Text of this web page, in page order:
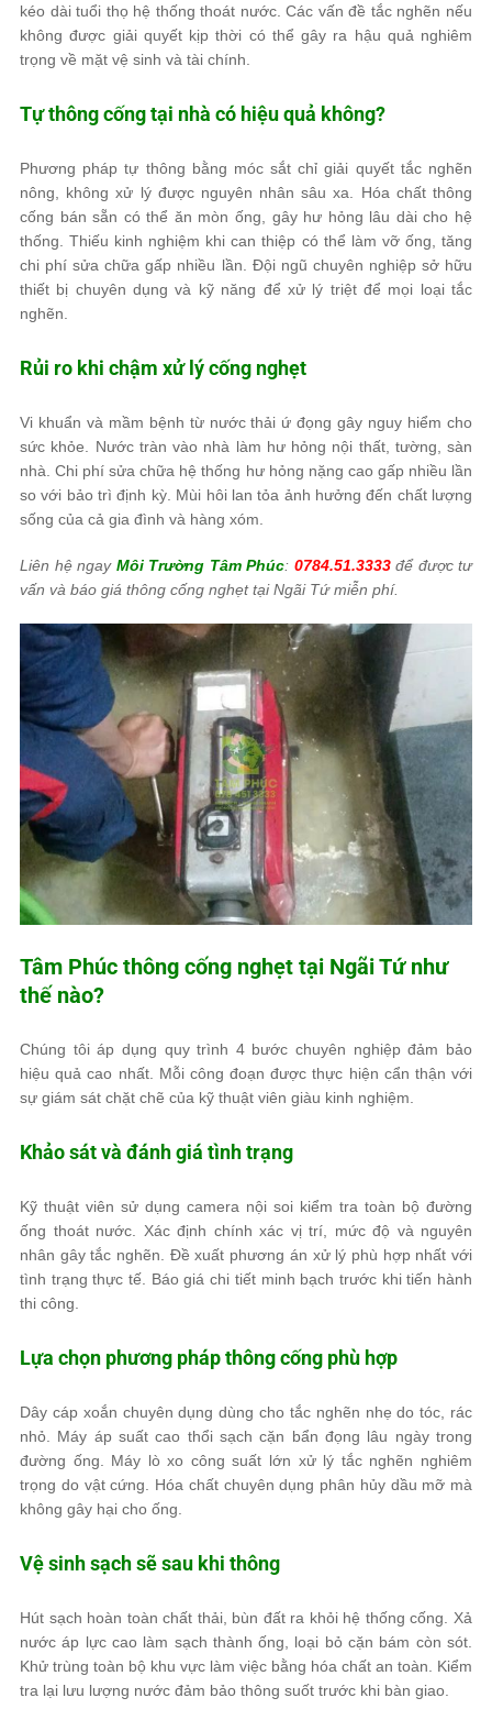
kéo dài tuổi thọ hệ thống thoát nước. Các vấn đề tắc nghẽn nếu
không được giải quyết kịp thời có thể gây ra hậu quả nghiêm
trọng về mặt vệ sinh và tài chính.
Tự thông cống tại nhà có hiệu quả không?
Phương pháp tự thông bằng móc sắt chỉ giải quyết tắc nghẽn
nông, không xử lý được nguyên nhân sâu xa. Hóa chất thông
cống bán sẵn có thể ăn mòn ống, gây hư hỏng lâu dài cho hệ
thống. Thiếu kinh nghiệm khi can thiệp có thể làm vỡ ống, tăng
chi phí sửa chữa gấp nhiều lần. Đội ngũ chuyên nghiệp sở hữu
thiết bị chuyên dụng và kỹ năng để xử lý triệt để mọi loại tắc
nghẽn.
Rủi ro khi chậm xử lý cống nghẹt
Vi khuẩn và mầm bệnh từ nước thải ứ đọng gây nguy hiểm cho
sức khỏe. Nước tràn vào nhà làm hư hỏng nội thất, tường, sàn
nhà. Chi phí sửa chữa hệ thống hư hỏng nặng cao gấp nhiều lần
so với bảo trì định kỳ. Mùi hôi lan tỏa ảnh hưởng đến chất lượng
sống của cả gia đình và hàng xóm.
Liên hệ ngay Môi Trường Tâm Phúc: 0784.51.3333để được tư
vấn và báo giá thông cống nghẹt tại Ngãi Tứ miễn phí.
Tâm Phúc thông cống nghẹt tại Ngãi Tứ như
thế nào?
Chúng tôi áp dụng quy trình 4 bước chuyên nghiệp đảm bảo
hiệu quả cao nhất. Mỗi công đoạn được thực hiện cẩn thận với
sự giám sát chặt chẽ của kỹ thuật viên giàu kinh nghiệm.
Khảo sát và đánh giá tình trạng
Kỹ thuật viên sử dụng camera nội soi kiểm tra toàn bộ đường
ống thoát nước. Xác định chính xác vị trí, mức độ và nguyên
nhân gây tắc nghẽn. Đề xuất phương án xử lý phù hợp nhất với
tình trạng thực tế. Báo giá chi tiết minh bạch trước khi tiến hành
thi công.
Lựa chọn phương pháp thông cống phù hợp
Dây cáp xoắn chuyên dụng dùng cho tắc nghẽn nhẹ do tóc, rác
nhỏ. Máy áp suất cao thổi sạch cặn bẩn đọng lâu ngày trong
đường ống. Máy lò xo công suất lớn xử lý tắc nghẽn nghiêm
trọng do vật cứng. Hóa chất chuyên dụng phân hủy dầu mỡ mà
không gây hại cho ống.
Vệ sinh sạch sẽ sau khi thông
Hút sạch hoàn toàn chất thải, bùn đất ra khỏi hệ thống cống. Xả
nước áp lực cao làm sạch thành ống, loại bỏ cặn bám còn sót.
Khử trùng toàn bộ khu vực làm việc bằng hóa chất an toàn. Kiểm
tra lại lưu lượng nước đảm bảo thông suốt trước khi bàn giao.